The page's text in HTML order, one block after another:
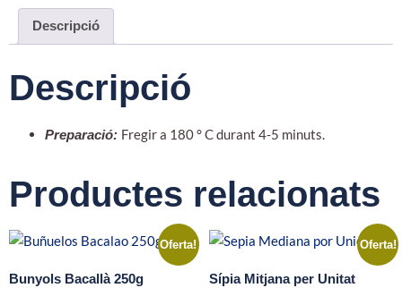
Descripció
Descripció
Preparació: Fregir a 180 ° C durant 4-5 minuts.
Productes relacionats
Oferta!
Bunyols Bacallà 250g
Oferta!
Sípia Mitjana per Unitat